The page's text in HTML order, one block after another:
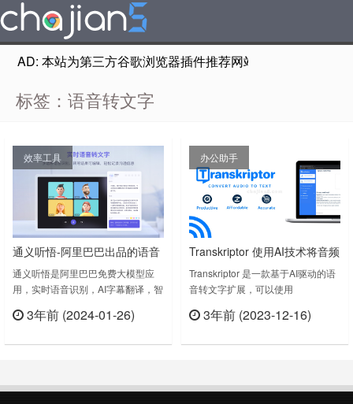
AD: 本站为第三方谷歌浏览器插件推荐网站，非Google
标签：语音转文字
效率工具
通义听悟-阿里巴巴出品的语音
转文字 双语字幕翻译工具
通义听悟是阿里巴巴免费大模型应
用，实时语音识别，AI字幕翻译，智
必备。Record, transcribe, translate
时转写时长，每日登录自动领取10
3年前 (2024-01-26)
办公助手
Transkriptor 使用AI技术将音频
转换为文字 支持英语、法语、
德语、西班牙语、中文和葡萄
牙语
Transkriptor 是一款基于AI驱动的语
音转文字扩展，可以使用
议和其他对话。支持英语、法语、德
v2.1.0.0上次更新日期：2024年4月
3年前 (2023-12-16)